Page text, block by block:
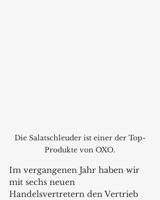
Die Salatschleuder ist einer der Top-
Produkte von OXO.
Im vergangenen Jahr haben wir
mit sechs neuen
Handelsvertretern den Vertrieb